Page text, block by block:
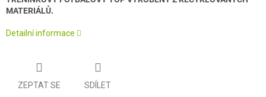
MATERIÁLŮ.
Detailní informace
ZEPTAT SE SDÍLET